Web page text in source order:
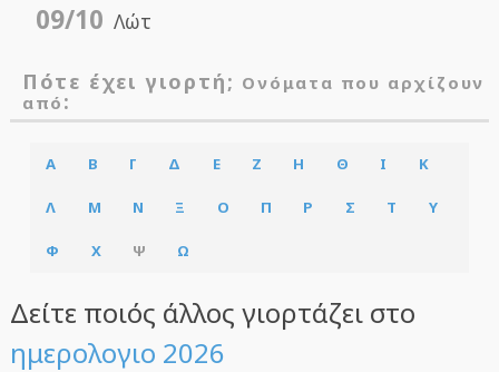
09/10 Λώτ
Πότε έχει γιορτή; Ονόματα που αρχίζουν
από :
Α Β Γ Δ Ε Ζ Η Θ Ι Κ
Λ Μ Ν Ξ Ο Π Ρ Σ Τ Υ
Φ Χ Ψ Ω
Δείτε ποιός άλλος γιορτάζει στο
ημερολογιο 2026